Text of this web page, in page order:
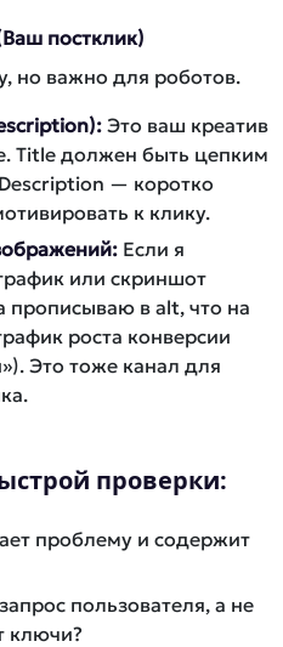
постклик)
но важно для роботов.
Это ваш креатив
Title должен быть цепким
— коротко
к клику.
Если я
или скриншот
прописываю в alt, что на
роста конверсии
Это тоже канал для
проверки:
проблему и содержит
пользователя, а не
ключи?